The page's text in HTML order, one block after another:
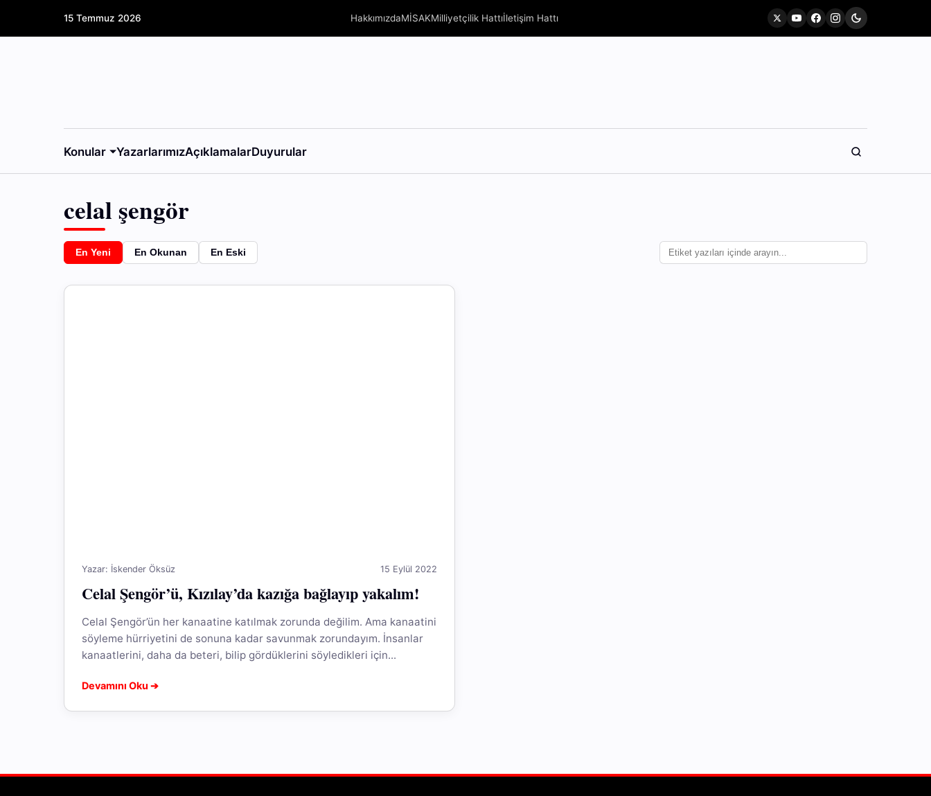
15 Temmuz 2026 HakkımızdaMİSAKMilliyetçilik Hattıİletişim Hattı
Konular YazarlarımızAçıklamalarDuyurular
celal şengör
En Yeni En Okunan En Eski
Yazar: İskender Öksüz 15 Eylül 2022
Celal Şengör’ü, Kızılay’da kazığa bağlayıp yakalım!
Celal Şengör’ün her kanaatine katılmak zorunda değilim. Ama kanaatini
söyleme hürriyetini de sonuna kadar savunmak zorundayım. İnsanlar
kanaatlerini, daha da beteri, bilip gördüklerini söyledikleri için...
Devamını Oku ➔